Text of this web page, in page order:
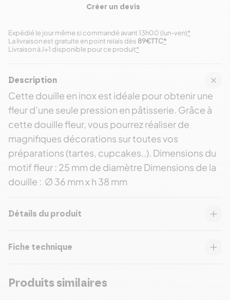
Créer un devis
Expédié le jour même si commandé avant 13h00 (lun-ven)*
Livraison à J+1 disponible pour ce produit*
La livraison est gratuite en point relais dès 89€TTC*
Description
Cette douille en inox est idéale pour obtenir une
fleur d’une seule pression en pâtisserie. Grâce à
cette douille fleur, vous pourrez réaliser de
magnifiques décorations sur toutes vos
préparations (tartes, cupcakes..). Dimensions du
motif fleur : 25 mm de diamètre Dimensions de la
douille : ∅ 36 mm x h 38 mm
Détails du produit
Fiche technique
Produits similaires